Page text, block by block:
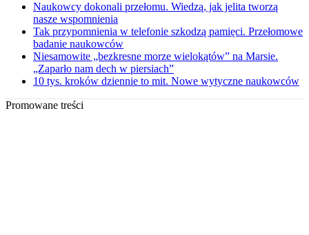
Naukowcy dokonali przełomu. Wiedzą, jak jelita tworzą
nasze wspomnienia
Tak przypomnienia w telefonie szkodzą pamięci. Przełomowe
badanie naukowców
Niesamowite „bezkresne morze wielokątów” na Marsie.
„Zaparło nam dech w piersiach”
10 tys. kroków dziennie to mit. Nowe wytyczne naukowców
Promowane treści